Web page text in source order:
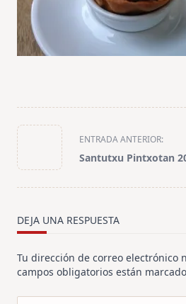
<span
class="nav-
subtitle
screen-
text">Página</span>
ENTRADA ANTERIOR:
Santutxu Pintxotan
DEJA UNA RESPUESTA
Tu dirección de correo electrónico
campos obligatorios están